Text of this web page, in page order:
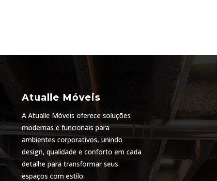
Atualle Móveis
A Atualle Móveis oferece soluções
modernas e funcionais para
ambientes corporativos, unindo
design, qualidade e conforto em cada
detalhe para transformar seus
espaços com estilo.